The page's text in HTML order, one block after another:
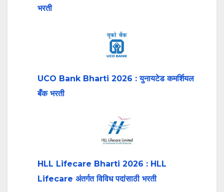
भरती
UCO Bank Bharti 2026 : युनायटेड कमर्शियल
बँक भरती
HLL Lifecare Bharti 2026 : HLL
Lifecare अंतर्गत विविध पदांसाठी भरती